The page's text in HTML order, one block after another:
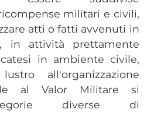
militari e civili,
atti o fatti avvenuti in
in attività prettamente
in ambiente civile,
all'organizzazione
al Valor Militare si
diverse di